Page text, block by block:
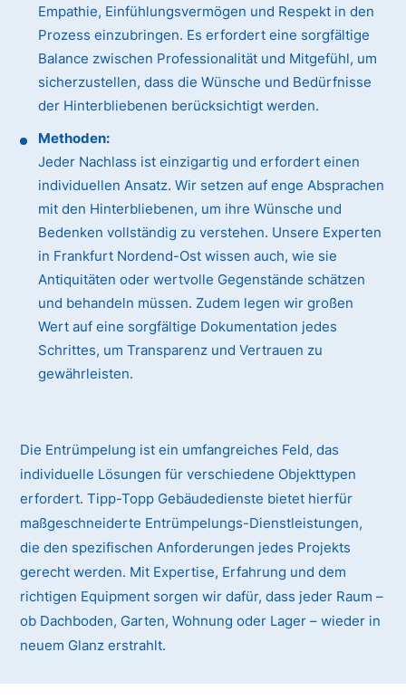
Empathie, Einfühlungsvermögen und Respekt in den
Prozess einzubringen. Es erfordert eine sorgfältige
Balance zwischen Professionalität und Mitgefühl, um
sicherzustellen, dass die Wünsche und Bedürfnisse
der Hinterbliebenen berücksichtigt werden.
Methoden:
Jeder Nachlass ist einzigartig und erfordert einen
individuellen Ansatz. Wir setzen auf enge Absprachen
mit den Hinterbliebenen, um ihre Wünsche und
Bedenken vollständig zu verstehen. Unsere Experten
in Frankfurt Nordend-Ost wissen auch, wie sie
Antiquitäten oder wertvolle Gegenstände schätzen
und behandeln müssen. Zudem legen wir großen
Wert auf eine sorgfältige Dokumentation jedes
Schrittes, um Transparenz und Vertrauen zu
gewährleisten.
Die Entrümpelung ist ein umfangreiches Feld, das
individuelle Lösungen für verschiedene Objekttypen
erfordert. Tipp-Topp Gebäudedienste bietet hierfür
maßgeschneiderte Entrümpelungs-Dienstleistungen,
die den spezifischen Anforderungen jedes Projekts
gerecht werden. Mit Expertise, Erfahrung und dem
richtigen Equipment sorgen wir dafür, dass jeder Raum –
ob Dachboden, Garten, Wohnung oder Lager – wieder in
neuem Glanz erstrahlt.